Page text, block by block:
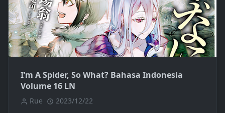
I’m A Spider, So What? Bahasa Indonesia
Volume 16 LN
Rue 2023/12/22